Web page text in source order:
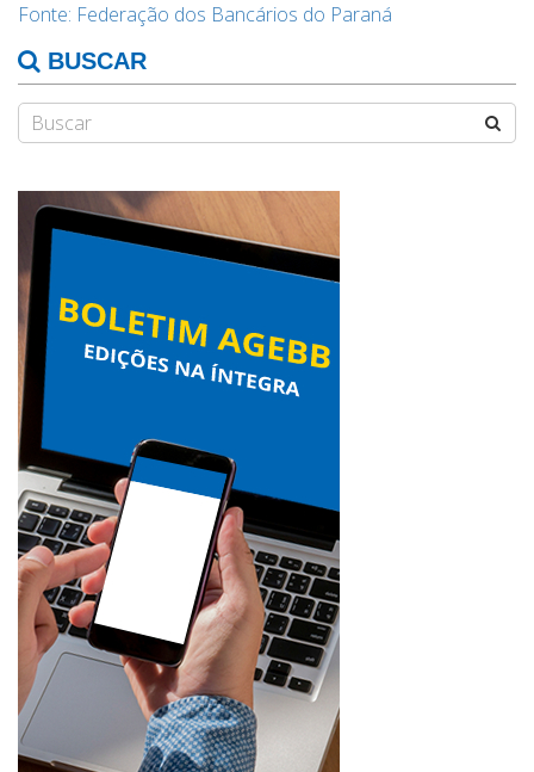
Fonte: Federação dos Bancários do Paraná
BUSCAR